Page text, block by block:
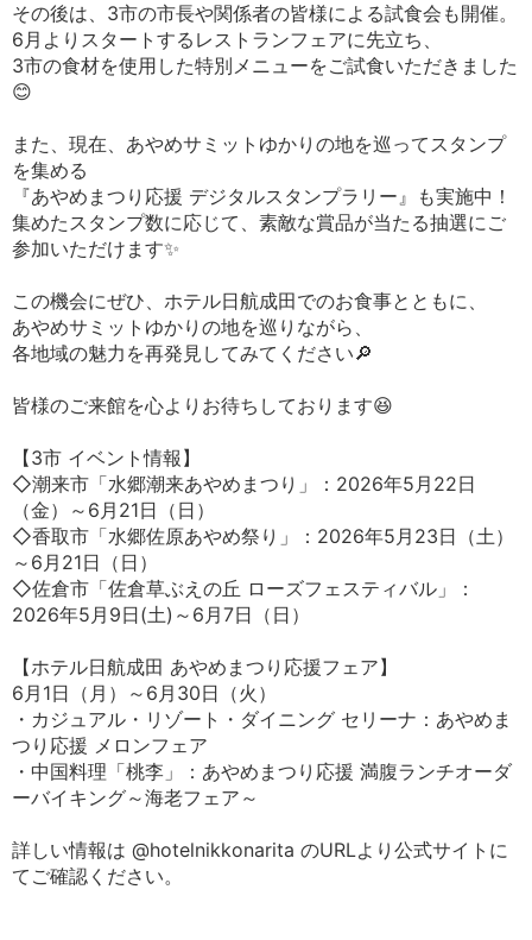
その後は、3市の市長や関係者の皆様による試食会も開催。
6月よりスタートするレストランフェアに先立ち、
3市の食材を使用した特別メニューをご試食いただきました
😊
また、現在、あやめサミットゆかりの地を巡ってスタンプ
を集める
『あやめまつり応援 デジタルスタンプラリー』も実施中！
集めたスタンプ数に応じて、素敵な賞品が当たる抽選にご
参加いただけます✨
この機会にぜひ、ホテル日航成田でのお食事とともに、
あやめサミットゆかりの地を巡りながら、
各地域の魅力を再発見してみてください🔎
皆様のご来館を心よりお待ちしております😆
【3市 イベント情報】
◇潮来市「水郷潮来あやめまつり」：2026年5月22日
（金）～6月21日（日）
◇香取市「水郷佐原あやめ祭り」：2026年5月23日（土）
～6月21日（日）
◇佐倉市「佐倉草ぶえの丘 ローズフェスティバル」：
2026年5月9日(土)～6月7日（日）
【ホテル日航成田 あやめまつり応援フェア】
6月1日（月）～6月30日（火）
・カジュアル・リゾート・ダイニング セリーナ：あやめま
つり応援 メロンフェア
・中国料理「桃李」：あやめまつり応援 満腹ランチオーダ
ーバイキング～海老フェア～
詳しい情報は @hotelnikkonarita のURLより公式サイトに
てご確認ください。